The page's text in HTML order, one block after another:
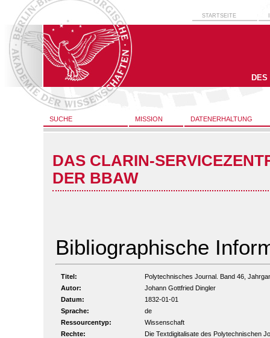
STARTSEITE
SUCHE MISSION DATENERHALTUNG
DAS CLARIN-
DER BBAW
Bibliographische
Titel:
Polytechnisches Journal. Band 46,
Autor:
Johann Gottfried Dingler
Datum:
1832-01-01
Sprache:
de
Ressourcentyp:
Wissenschaft
Rechte:
Die Textdigitalisate des Polytechnischen